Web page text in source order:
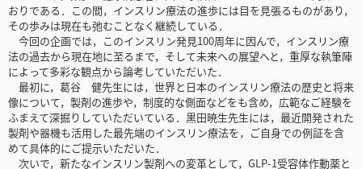
おりである．この間，インスリン療法の進歩には目を見張るものがあり，
その歩みは現在も弛むことなく継続している．
今回の企画では，このインスリン発見100周年に因んで，インスリン療
法の過去から現在地に至るまで，そして未来への展望へと，重厚な執筆陣
によって多彩な観点から論考していただいた．
最初に，葛谷 健先生には，世界と日本のインスリン療法の歴史と将来
像について，製剤の進歩や，制度的な側面などをも含め，広範なご経験を
ふまえて深掘りしていただいている．黒田暁生先生には，最近開発された
製剤や器機も活用した最先端のインスリン療法を，ご自身での例証を含
めて具体的にご提示いただいた．
次いで，新たなインスリン製剤への変革として，GLP-1受容体作動薬と